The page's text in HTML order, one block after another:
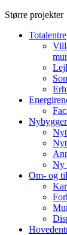
Større projekter
Ny
Om- og